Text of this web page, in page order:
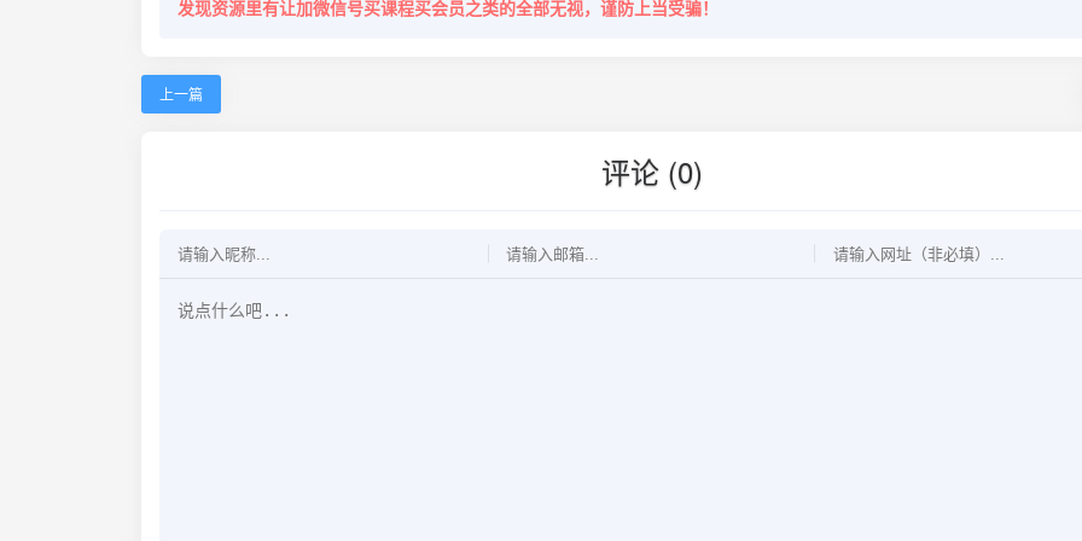
发现资源里有让加微信号买课程买会员之类的全部无视，谨防上当受骗！
上一篇
评论 (0)